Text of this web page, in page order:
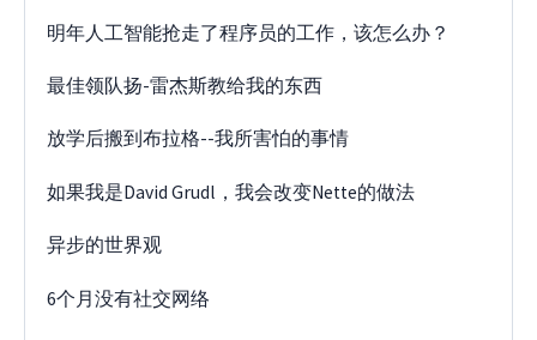
明年人工智能抢走了程序员的工作，该怎么办？
最佳领队扬-雷杰斯教给我的东西
放学后搬到布拉格--我所害怕的事情
如果我是David Grudl，我会改变Nette的做法
异步的世界观
6个月没有社交网络